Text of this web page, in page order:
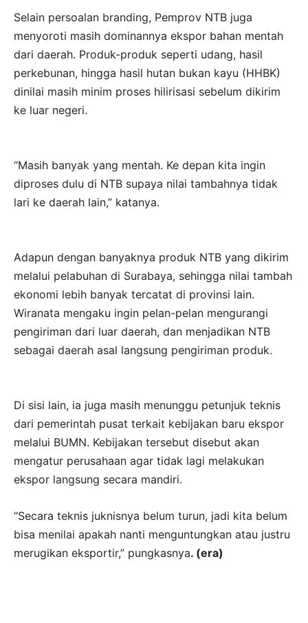
Selain persoalan branding, Pemprov NTB juga
menyoroti masih dominannya ekspor bahan mentah
dari daerah. Produk-produk seperti udang, hasil
perkebunan, hingga hasil hutan bukan kayu (HHBK)
dinilai masih minim proses hilirisasi sebelum dikirim
ke luar negeri.
“Masih banyak yang mentah. Ke depan kita ingin
diproses dulu di NTB supaya nilai tambahnya tidak
lari ke daerah lain,” katanya.
Adapun dengan banyaknya produk NTB yang dikirim
melalui pelabuhan di Surabaya, sehingga nilai tambah
ekonomi lebih banyak tercatat di provinsi lain.
Wiranata mengaku ingin pelan-pelan mengurangi
pengiriman dari luar daerah, dan menjadikan NTB
sebagai daerah asal langsung pengiriman produk.
Di sisi lain, ia juga masih menunggu petunjuk teknis
dari pemerintah pusat terkait kebijakan baru ekspor
melalui BUMN. Kebijakan tersebut disebut akan
mengatur perusahaan agar tidak lagi melakukan
ekspor langsung secara mandiri.
“Secara teknis juknisnya belum turun, jadi kita belum
bisa menilai apakah nanti menguntungkan atau justru
merugikan eksportir,” pungkasnya. (era)